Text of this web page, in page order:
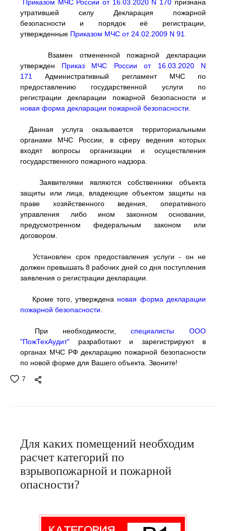
Приказом МЧС России от 16.03.2020 N 170 признана
утратившей силу Декларация пожарной
безопасности
и порядок её регистрации,
утвержденные Приказом МЧС от 24.02.2009 N 91
Взамен отмененной пожарной декларации
утвержден
Приказ МЧС России от 16.03.2020 N
171
Административный регламент МЧС по
предоставлению государственной услуги по
регистрации декларации пожарной безопасности и
новая форма декларации пожарной безопасности.
Данная услуга оказывается территориальными
органами МЧС России, в сферу ведения которых
входят вопросы организации и осуществления
государственного пожарного надзора.
Заявителями являются собственники объекта
защиты или лица, владеющие объектом защиты на
праве хозяйственного ведения, оперативного
управления либо ином законном основании,
предусмотренном федеральным законом или
договором.
Установлен срок предоставления услуги - он не
должен превышать 8 рабочих дней со дня поступления
заявления о регистрации декларации.
Кроме того, утверждена новая форма декларации
пожарной безопасности.
При необходимости, специалисты ООО
"ПожТехАудит" разработают и зарегистрируют в
органах МЧС РФ декларацию пожарной безопасности
по новой форме для Вашего объекта. Звоните!
7
Для каких помещений необходим
расчет категорий по
взрывопожарной и пожарной
опасности?